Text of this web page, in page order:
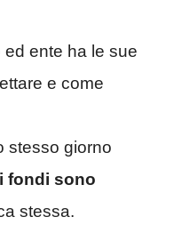
ed ente ha le sue
e come
stesso giorno
fondi sono
stessa.